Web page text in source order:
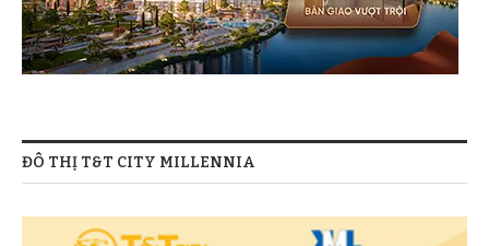
ĐÔ THỊ T&T CITY MILLENNIA